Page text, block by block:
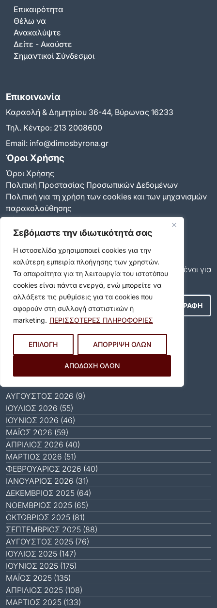
Σεβόμαστε την ιδιωτικότητά σας
Η ιστοσελίδα χρησιμοποιεί cookies για την
καλύτερη εμπειρία πλοήγησης των χρηστών.
Τα απαραίτητα για τη λειτουργία του ιστοτόπου
cookies είναι πάντα ενεργά, ενώ μπορείτε να
αλλάξετε τις ρυθμίσεις για τα cookies που
αφορούν στη συλλογή στατιστικών ή
marketing. ΠΕΡΙΣΣΟΤΕΡΕΣ ΠΛΗΡΟΦΟΡΙΕΣ
ΕΠΙΛΟΓΗ ΑΠΟΡΡΙΨΗ ΟΛΩΝ
ΑΠΟΔΟΧΗ ΟΛΩΝ
Επικαιρότητα
Θέλω να
Ανακαλύψτε
Δείτε - Ακούστε
Σημαντικοί Σύνδεσμοι
Επικοινωνία
Καραολή & Δημητρίου 36-44, Βύρωνας 16233
Τηλ. Κέντρο: 213 2008600
Email: info@dimosbyrona.gr
Όροι Χρήσης
Όροι Χρήσης
Πολιτική Προστασίας Προσωπικών Δεδομένων
Πολιτική για τη χρήση των cookies και των μηχανισμών
παρακολούθησης
Δήλωση προσβασιμότητας
Ρυθμίσεις Ιδιωτικότητας
Εγγραφείτε και εσείς συνδρομητές στο δωρεάν
newsletter του Δήμου και μείνετε πάντα ενημερωμένοι για
όλα όσα συμβαίνουν στον δήμο μας!
Social Media
ΑΎΓΟΥΣΤΟΣ 2026 (9)
ΙΟΎΛΙΟΣ 2026 (55)
ΙΟΎΝΙΟΣ 2026 (46)
ΜΆΙΟΣ 2026 (59)
ΑΠΡΊΛΙΟΣ 2026 (40)
ΜΆΡΤΙΟΣ 2026 (51)
ΦΕΒΡΟΥΆΡΙΟΣ 2026 (40)
ΙΑΝΟΥΆΡΙΟΣ 2026 (31)
ΔΕΚΈΜΒΡΙΟΣ 2025 (64)
ΝΟΈΜΒΡΙΟΣ 2025 (65)
ΟΚΤΏΒΡΙΟΣ 2025 (81)
ΣΕΠΤΈΜΒΡΙΟΣ 2025 (88)
ΑΎΓΟΥΣΤΟΣ 2025 (76)
ΙΟΎΛΙΟΣ 2025 (147)
ΙΟΎΝΙΟΣ 2025 (175)
ΜΆΙΟΣ 2025 (135)
ΑΠΡΊΛΙΟΣ 2025 (108)
ΜΆΡΤΙΟΣ 2025 (133)